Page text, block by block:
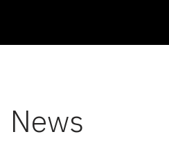
News